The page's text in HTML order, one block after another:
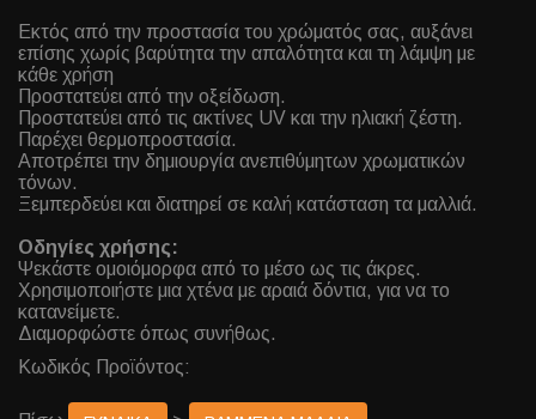
Εκτός από την προστασία του χρώματός σας, αυξάνει
επίσης χωρίς βαρύτητα την απαλότητα και τη λάμψη με
κάθε χρήση
Προστατεύει από την οξείδωση.
Προστατεύει από τις ακτίνες UV και την ηλιακή ζέστη.
Παρέχει θερμοπροστασία.
Αποτρέπει την δημιουργία ανεπιθύμητων χρωματικών
τόνων.
Ξεμπερδεύει και διατηρεί σε καλή κατάσταση τα μαλλιά.
Οδηγίες χρήσης:
Ψεκάστε ομοιόμορφα από το μέσο ως τις άκρες.
Χρησιμοποιήστε μια χτένα με αραιά δόντια, για να το
κατανείμετε.
Διαμορφώστε όπως συνήθως.
Κωδικός Προϊόντος: